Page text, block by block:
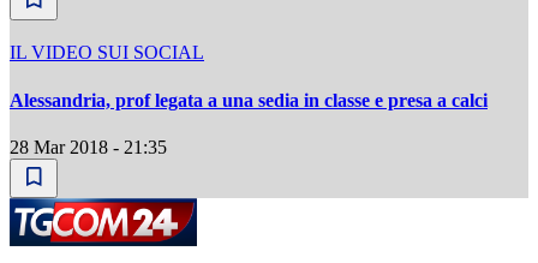
IL VIDEO SUI SOCIAL
Alessandria, prof legata a una sedia in classe e presa a calci
28 Mar 2018 - 21:35